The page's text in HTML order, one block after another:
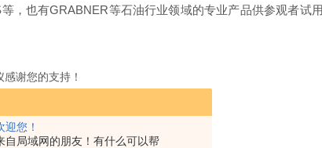
迎您！
自局域网的朋友！有什么可以帮
，也有GRABNER等石油行业领域的专业产品供参观者试
谢您的支持！